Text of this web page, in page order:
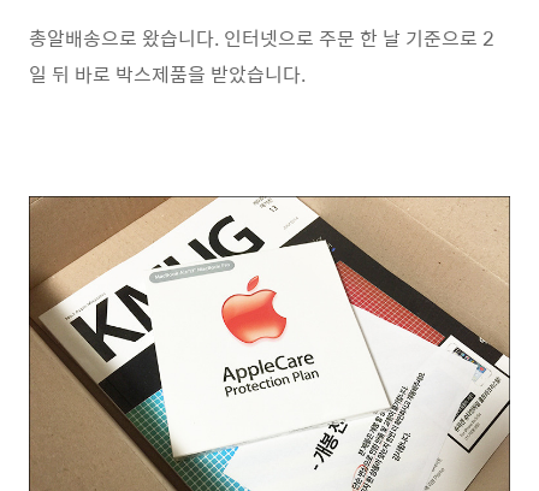
총알배송으로 왔습니다. 인터넷으로 주문 한 날 기준으로 2
일 뒤 바로 박스제품을 받았습니다.